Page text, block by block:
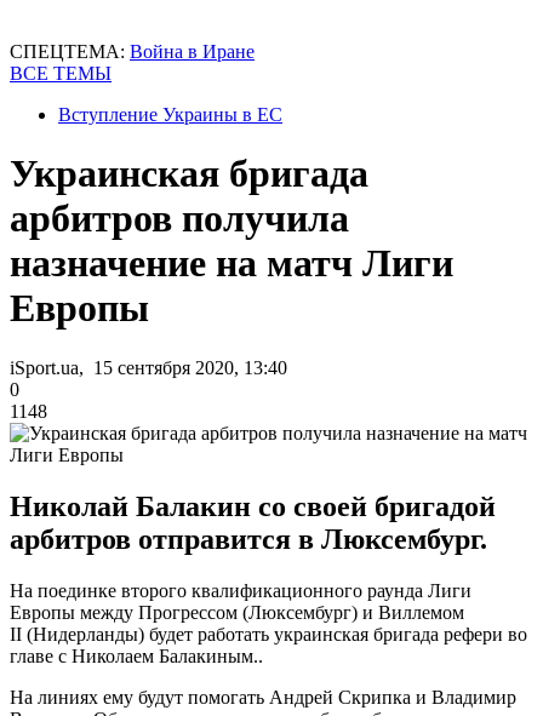
СПЕЦТЕМА: Война в Иране
ВСЕ ТЕМЫ
Вступление Украины в ЕС
Украинская бригада
арбитров получила
назначение на матч Лиги
Европы
iSport.ua, 15 сентября 2020, 13:40
0
1148
Николай Балакин со своей бригадой
арбитров отправится в Люксембург.
На поединке второго квалификационного раунда Лиги
Европы между Прогрессом (Люксембург) и Виллемом
II (Нидерланды) будет работать украинская бригада рефери во
главе с Николаем Балакиным..
На линиях ему будут помогать Андрей Скрипка и Владимир